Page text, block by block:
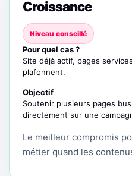
Croissance
Niveau conseillé
Pour quel cas ?
Site déjà actif, pages
plafonnent.
Objectif
Soutenir plusieurs pages
directement sur une
Le meilleur compromis
métier quand les